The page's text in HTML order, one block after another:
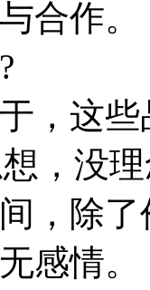
合作。
这些
，没
除了
感情。